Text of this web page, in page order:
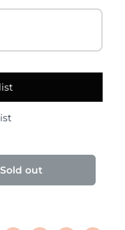
Sold out